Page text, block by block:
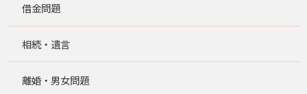
借金問題
相続・遺言
離婚・男女問題